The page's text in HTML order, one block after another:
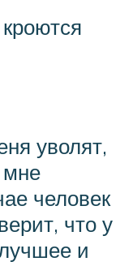
уволят,
мне
человек
что у
и